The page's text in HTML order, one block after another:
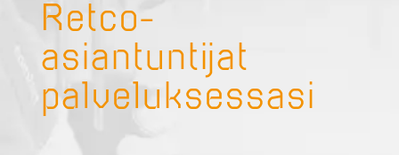
Retco-
asiantuntijat
palveluksessasi